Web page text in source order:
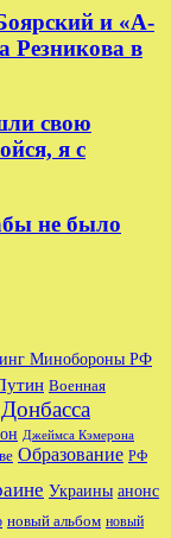
и «А-
Резникова в
свою
я с
не было
Минобороны РФ
Военная
Джеймса Кэмерона
Образование РФ
Украины анонс
новый альбом новый